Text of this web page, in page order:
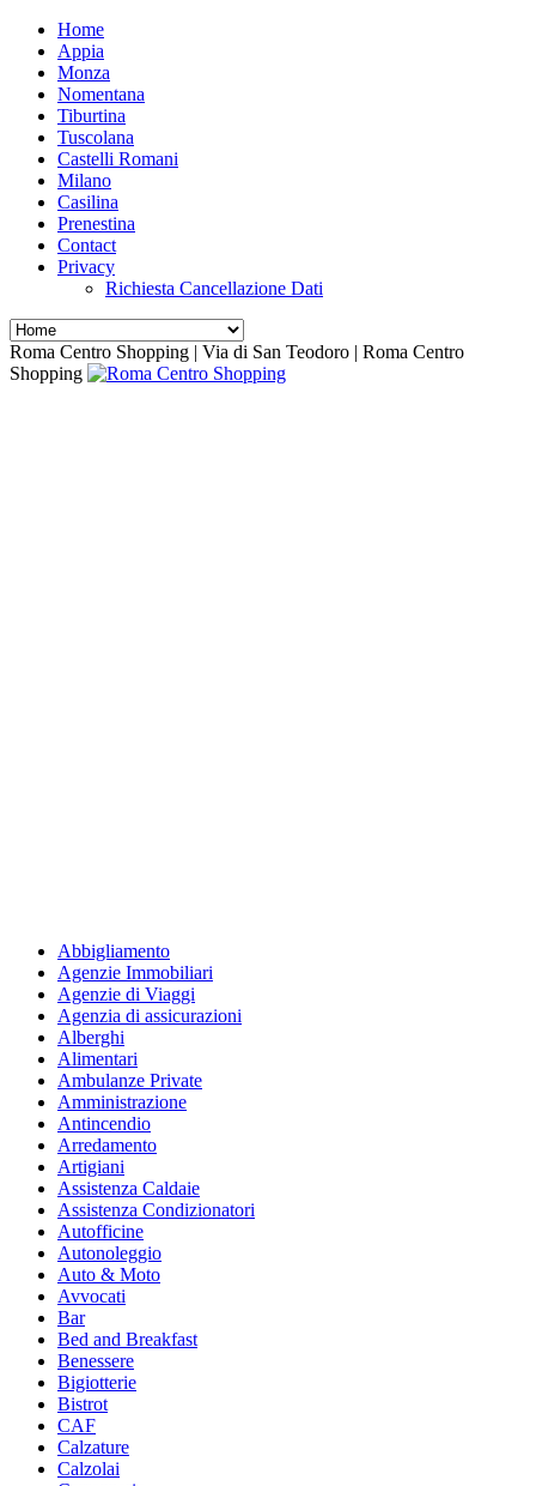
Home
Appia
Monza
Nomentana
Tiburtina
Tuscolana
Castelli Romani
Milano
Casilina
Prenestina
Contact
Privacy
Richiesta Cancellazione Dati
Roma Centro Shopping | Via di San Teodoro | Roma Centro
Shopping
Abbigliamento
Agenzie Immobiliari
Agenzie di Viaggi
Agenzia di assicurazioni
Alberghi
Alimentari
Ambulanze Private
Amministrazione
Antincendio
Arredamento
Artigiani
Assistenza Caldaie
Assistenza Condizionatori
Autofficine
Autonoleggio
Auto & Moto
Avvocati
Bar
Bed and Breakfast
Benessere
Bigiotterie
Bistrot
CAF
Calzature
Calzolai